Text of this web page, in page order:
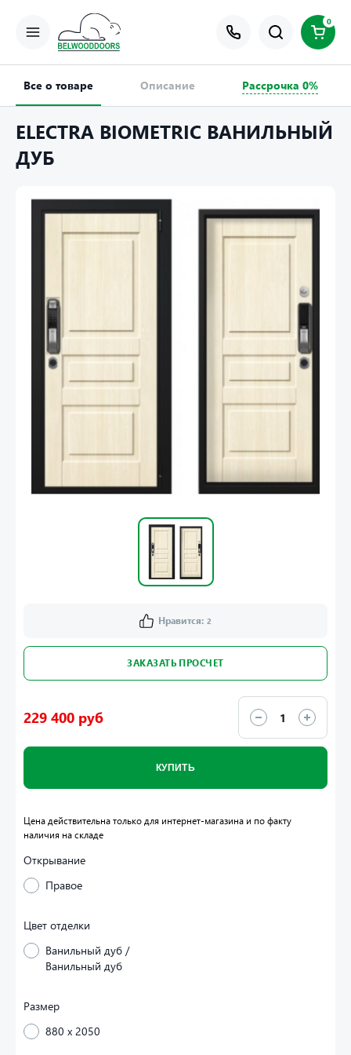
0
Все о товаре Описание Рассрочка 0%
ELECTRA BIOMETRIC ВАНИЛЬНЫЙ
ДУБ
Нравится: 2
ЗАКАЗАТЬ ПРОСЧЕТ
229 400 руб
КУПИТЬ
Открывание
Правое
Цвет отделки
Ванильный дуб /
Ванильный дуб
Размер
880 x 2050
Цена действительна только для интернет-магазина и по факту
наличия на складе